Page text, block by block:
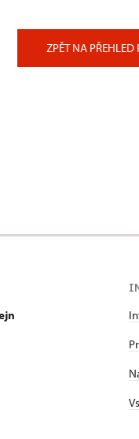
ZPĚT NA PŘEHLED